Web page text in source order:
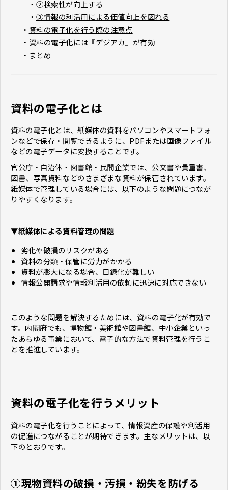
・ ②検索性が向上する
・ ③情報の利活用による価値向上を図れる
・ 資料の電子化を行う際の注意点
・ 資料の電子化には『デジアカ』が有効
・ まとめ
資料の電子化とは
資料の電子化とは、紙媒体の資料をパソコンやスマートフォ
ンなどで保存・閲覧できるように、PDFまたは画像ファイル
などの電子データに変換することです。
官公庁・自治体・図書館・民間企業では、公文書や貴重書、
図書、写真資料などのさまざまな資料が保管されています。
紙媒体で管理している場合には、以下のような問題につなが
りやすくなります。
▼紙媒体による資料管理の問題
劣化や破損のリスクがある
資料の分類・保管に労力がかかる
資料が膨大になる場合、目録化が難しい
情報公開請求や情報利活用の依頼に迅速に対応できない
このような問題を解決するためには、資料の電子化が有効で
す。内閣府でも、博物館・美術館や図書館、中小企業といっ
たあらゆる事業において、電子的な方法で資料管理を行うこ
とを推進しています。
資料の電子化を行うメリット
資料の電子化を行うことによって、情報資産の保護や利活用
の促進につながることが期待できます。主なメリットは、以
下のとおりです。
①現物資料の破損・汚損・紛失を防げる